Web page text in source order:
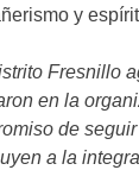
y
Fresnillo
en la
de
a la